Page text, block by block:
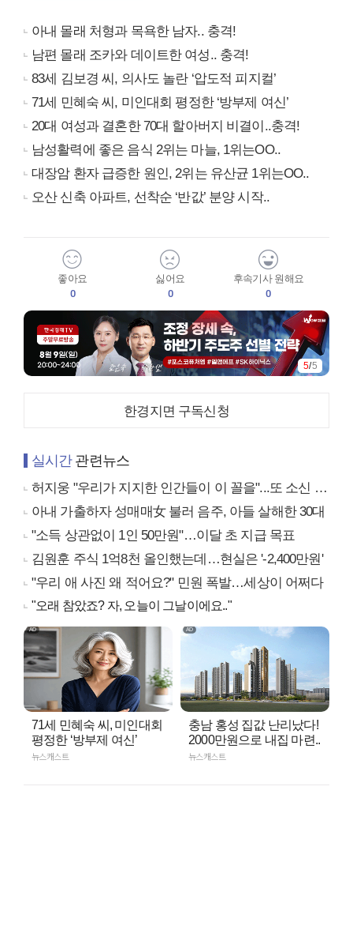
아내 몰래 처형과 목욕한 남자.. 충격!
남편 몰래 조카와 데이트한 여성.. 충격!
83세 김보경 씨, 의사도 놀란 ‘압도적 피지컬’
71세 민혜숙 씨, 미인대회 평정한 ‘방부제 여신’
20대 여성과 결혼한 70대 할아버지 비결이..충격!
남성활력에 좋은 음식 2위는 마늘, 1위는OO..
대장암 환자 급증한 원인, 2위는 유산균 1위는OO..
오산 신축 아파트, 선착순 ‘반값’ 분양 시작..
좋아요
0
싫어요
0
후속기사 원해요
0
5/5
한경지면 구독신청
실시간관련뉴스
허지웅 "우리가 지지한 인간들이 이 꼴을"...또 소신 발언
아내 가출하자 성매매女 불러 음주, 아들 살해한 30대
"소득 상관없이 1인 50만원"…이달 초 지급 목표
김원훈 주식 1억8천 올인했는데…현실은 '-2,400만원'
"우리 애 사진 왜 적어요?" 민원 폭발…세상이 어쩌다
"오래 참았죠? 자, 오늘이 그날이에요.."
71세 민혜숙 씨, 미인대회
평정한 ‘방부제 여신’
뉴스캐스트
충남 홍성 집값 난리났다!
2000만원으로 내집 마련..
뉴스캐스트